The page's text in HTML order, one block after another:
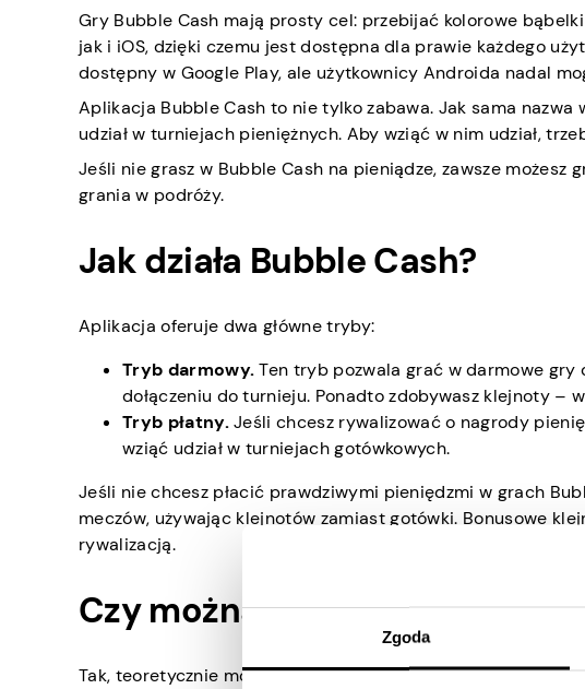
Zgoda
Gry Bubble Cash mają prosty cel: przebijać kolorowe
jak i iOS, dzięki czemu jest dostępna dla prawie każdego
dostępny w Google Play, ale użytkownicy Androida nadal
Aplikacja Bubble Cash to nie tylko zabawa. Jak sama
udział w turniejach pieniężnych. Aby wziąć w nim udział,
Jeśli nie grasz w Bubble Cash na pieniądze, zawsze możesz
grania w podróży.
Jak działa Bubble Cash?
Aplikacja oferuje dwa główne tryby:
Tryb darmowy.Ten tryb pozwala grać w darmowe
dołączeniu do turnieju. Ponadto zdobywasz klejnoty –
Tryb płatny.Jeśli chcesz rywalizować o nagrody
wziąć udział w turniejach gotówkowych.
Jeśli nie chcesz płacić prawdziwymi pieniędzmi w grach
meczów, używając klejnotów zamiast gotówki. Bonusowe
rywalizacją.
Czy można zarabiać na Bubble
Tak, teoretycznie możesz wygrać prawdziwe pieniądze,